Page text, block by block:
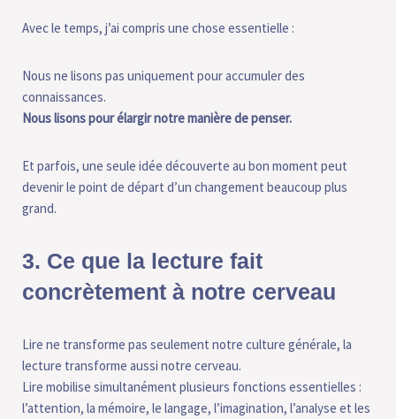
Avec le temps, j’ai compris une chose essentielle :
Nous ne lisons pas uniquement pour accumuler des
connaissances.
Nous lisons pour élargir notre manière de penser.
Et parfois, une seule idée découverte au bon moment peut
devenir le point de départ d’un changement beaucoup plus
grand.
3. Ce que la lecture fait
concrètement à notre cerveau
Lire ne transforme pas seulement notre culture générale, la
lecture transforme aussi notre cerveau.
Lire mobilise simultanément plusieurs fonctions essentielles :
l’attention, la mémoire, le langage, l’imagination, l’analyse et les